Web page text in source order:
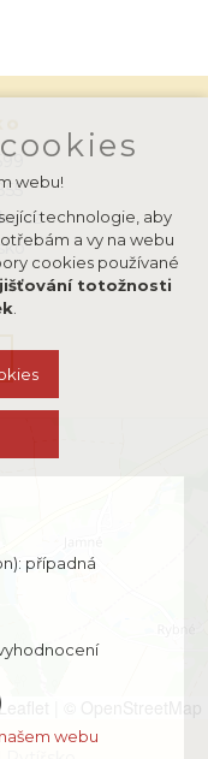
webu!
technologie, aby
a vy na webu
cookies používané
totožnosti
případná
webu